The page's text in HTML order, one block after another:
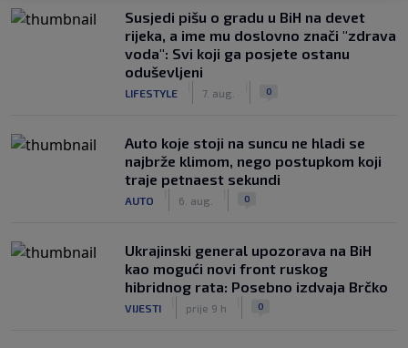
Susjedi pišu o gradu u BiH na devet
rijeka, a ime mu doslovno znači "zdrava
voda": Svi koji ga posjete ostanu
oduševljeni
LIFESTYLE 7. aug. 0
Auto koje stoji na suncu ne hladi se
najbrže klimom, nego postupkom koji
traje petnaest sekundi
AUTO 6. aug. 0
Ukrajinski general upozorava na BiH
kao mogući novi front ruskog
hibridnog rata: Posebno izdvaja Brčko
VIJESTI prije 9 h 0